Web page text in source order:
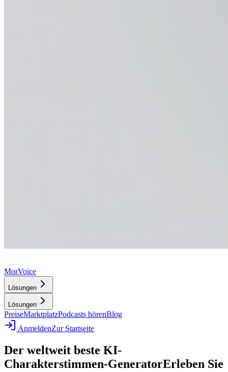
MorVoice
Lösungen
Lösungen
PreiseMarktplatzPodcasts hörenBlog
AnmeldenZur Startseite
Der weltweit beste KI-
Charakterstimmen-GeneratorErleben Sie